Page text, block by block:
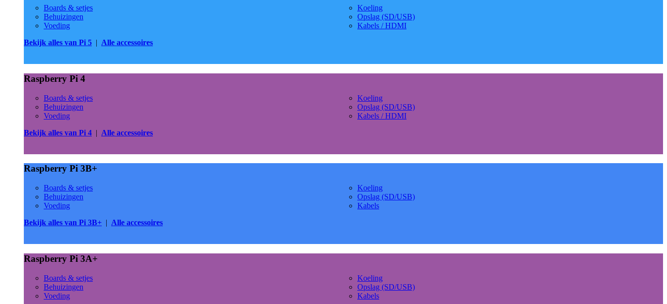
Boards & setjes
Behuizingen
Voeding
Koeling
Opslag (SD/USB)
Kabels / HDMI
Bekijk alles van Pi 5 | Alle accessoires
Raspberry Pi 4
Boards & setjes
Behuizingen
Voeding
Koeling
Opslag (SD/USB)
Kabels / HDMI
Bekijk alles van Pi 4 | Alle accessoires
Raspberry Pi 3B+
Boards & setjes
Behuizingen
Voeding
Koeling
Opslag (SD/USB)
Kabels
Bekijk alles van Pi 3B+ | Alle accessoires
Raspberry Pi 3A+
Boards & setjes
Behuizingen
Voeding
Koeling
Opslag (SD/USB)
Kabels